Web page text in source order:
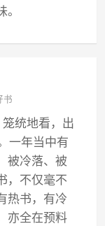
书
笼统地看，出
一年当中有
被冷落、被
，不仅毫不
热书，有冷
亦全在预料